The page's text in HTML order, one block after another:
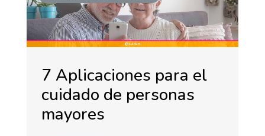
7 Aplicaciones para el
cuidado de personas
mayores